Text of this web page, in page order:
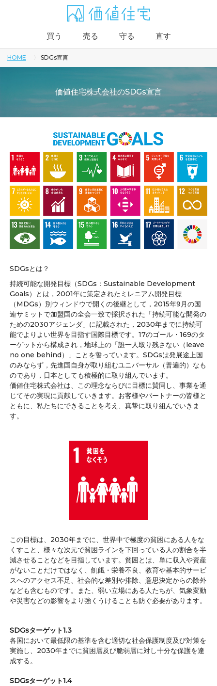
買う 売る 守る 直す
HOME SDGs宣言
価値住宅株式会社のSDGs宣言
SDGsとは？
持続可能な開発目標（SDGs：Sustainable Development
Goals）とは，2001年に策定されたミレニアム開発目標
（MDGs）別ウィンドウで開くの後継として，2015年9月の国
連サミットで加盟国の全会一致で採択された「持続可能な開発の
ための2030アジェンダ」に記載された，2030年までに持続可
能でよりよい世界を目指す国際目標です。17のゴール・169のタ
ーゲットから構成され，地球上の「誰一人取り残さない（leave
no one behind）」ことを誓っています。SDGsは発展途上国
のみならず，先進国自身が取り組むユニバーサル（普遍的）なも
のであり，日本としても積極的に取り組んでいます。
価値住宅株式会社は、この理念ならびに目標に賛同し、事業を通
じてその実現に貢献していきます。お客様やパートナーの皆様と
ともに、私たちにできることを考え、真摯に取り組んでいきま
す。
この目標は、2030年までに、世界中で極度の貧困にある人をな
くすこと、様々な次元で貧困ラインを下回っている人の割合を半
減させることなどを目指しています。貧困とは、単に収入や資産
がないことだけではなく、飢餓・栄養不良、教育や基本的サービ
スへのアクセス不足、社会的な差別や排除、意思決定からの除外
なども含むものです。また、弱い立場にある人たちが、気象変動
や災害などの影響をより強くうけることも防ぐ必要があります。
SDGsターゲット1.3
各国において最低限の基準を含む適切な社会保護制度及び対策を
実施し、2030年までに貧困層及び脆弱層に対し十分な保護を達
成する。
SDGsターゲット1.4